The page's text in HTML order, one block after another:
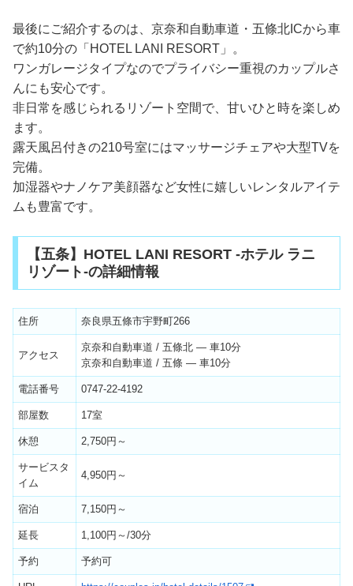
最後にご紹介するのは、京奈和自動車道・五條北ICから車
で約10分の「HOTEL LANI RESORT」。
ワンガレージタイプなのでプライバシー重視のカップルさ
んにも安心です。
非日常を感じられるリゾート空間で、甘いひと時を楽しめ
ます。
露天風呂付きの210号室にはマッサージチェアや大型TVを
完備。
加湿器やナノケア美顔器など女性に嬉しいレンタルアイテ
ムも豊富です。
【五条】HOTEL LANI RESORT -ホテル ラニ
リゾート-の詳細情報
住所 奈良県五條市宇野町266
アクセス
京奈和自動車道 / 五條北 — 車10分
京奈和自動車道 / 五條 — 車10分
電話番号 0747-22-4192
部屋数 17室
休憩 2,750円～
サービスタ
イム
4,950円～
宿泊 7,150円～
延長 1,100円～/30分
予約 予約可